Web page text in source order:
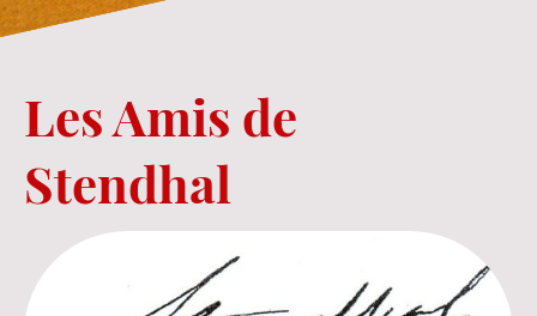
Les Amis de
Stendhal